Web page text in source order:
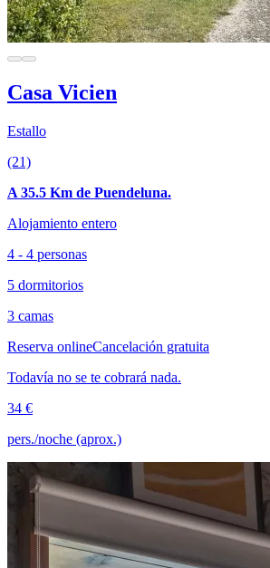
Casa Vicien
Estallo
(21)
A 35.5 Km de Puendeluna.
Alojamiento entero
4 - 4 personas
5 dormitorios
3 camas
Reserva onlineCancelación gratuita
Todavía no se te cobrará nada.
34 €
pers./noche (aprox.)